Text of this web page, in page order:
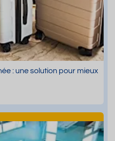
: une solution pour mieux